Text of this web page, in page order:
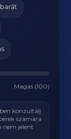
Magas (100)
konzultálj
számára
nem jelent